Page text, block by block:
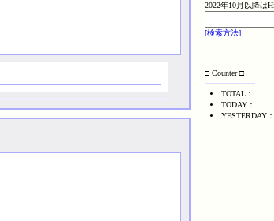
2022年10月以降は
[検索方法]
□ Counter □
TOTAL：
TODAY：
YESTERDAY：